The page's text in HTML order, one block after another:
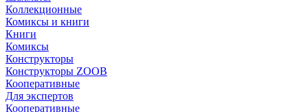
Коллекционные
Комиксы и книги
Книги
Комиксы
Конструкторы
Конструкторы ZOOB
Кооперативные
Для экспертов
Кооперативные